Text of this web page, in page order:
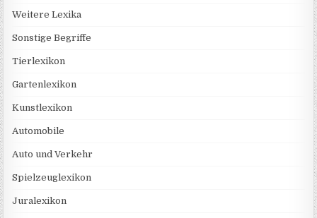
Weitere Lexika
Sonstige Begriffe
Tierlexikon
Gartenlexikon
Kunstlexikon
Automobile
Auto und Verkehr
Spielzeuglexikon
Juralexikon